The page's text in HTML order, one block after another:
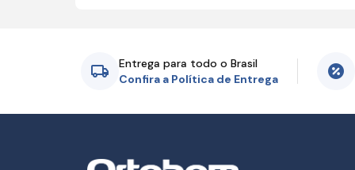
Entrega para todo o Brasil
Confira a Política de Entrega